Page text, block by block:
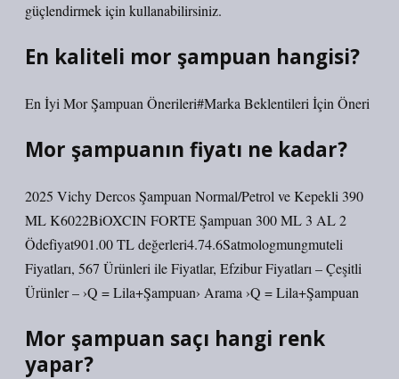
güçlendirmek için kullanabilirsiniz.
En kaliteli mor şampuan hangisi?
En İyi Mor Şampuan Önerileri#Marka Beklentileri İçin Öneri
Mor şampuanın fiyatı ne kadar?
2025 Vichy Dercos Şampuan Normal/Petrol ve Kepekli 390
ML K6022BiOXCIN FORTE Şampuan 300 ML 3 AL 2
Ödefiyat901.00 TL değerleri4.74.6Satmologmungmuteli
Fiyatları, 567 Ürünleri ile Fiyatlar, Efzibur Fiyatları – Çeşitli
Ürünler – ›Q = Lila+Şampuan› Arama ›Q = Lila+Şampuan
Mor şampuan saçı hangi renk
yapar?